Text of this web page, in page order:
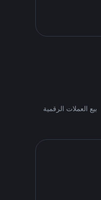
بيع العملات الرقمية